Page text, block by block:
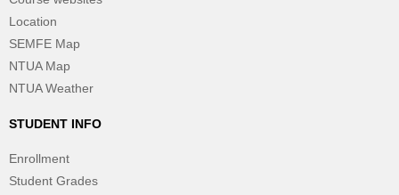
Location
SEMFE Map
NTUA Map
NTUA Weather
STUDENT INFO
Enrollment
Student Grades